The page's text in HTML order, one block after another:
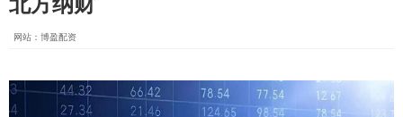
网站：博盈配资